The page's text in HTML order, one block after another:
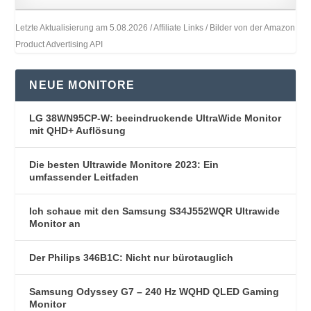
Letzte Aktualisierung am 5.08.2026 / Affiliate Links / Bilder von der Amazon
Product Advertising API
NEUE MONITORE
LG 38WN95CP-W: beeindruckende UltraWide Monitor
mit QHD+ Auflösung
Die besten Ultrawide Monitore 2023: Ein
umfassender Leitfaden
Ich schaue mit den Samsung S34J552WQR Ultrawide
Monitor an
Der Philips 346B1C: Nicht nur bürotauglich
Samsung Odyssey G7 – 240 Hz WQHD QLED Gaming
Monitor